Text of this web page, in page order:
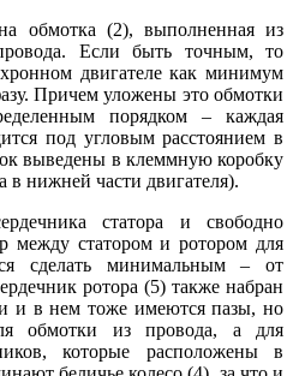
обмотка (2), выполненная из
Если быть точным, то
двигателе как минимум
Причем уложены это обмотки
порядком – каждая
под угловым расстоянием в
выведены в клеммную коробку
в нижней части двигателя).
статора и свободно
между статором и ротором для
сделать минимальным – от
ротора (5) также набран
и в нем тоже имеются пазы, но
обмотки из провода, а для
которые расположены в